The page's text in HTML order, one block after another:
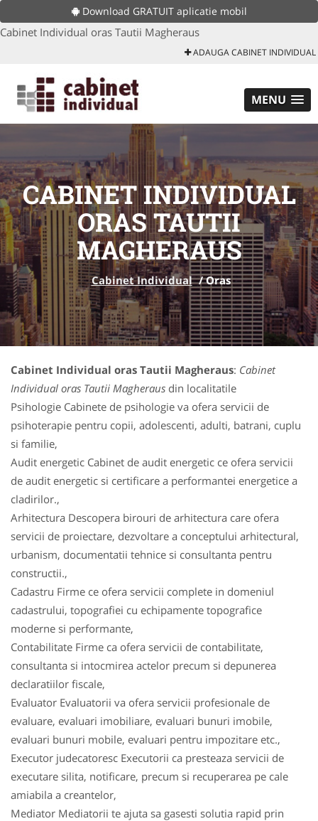
Download GRATUIT aplicatie mobil
Cabinet Individual oras Tautii Magheraus
ADAUGA CABINET INDIVIDUAL
MENU
CABINET INDIVIDUAL
ORAS TAUTII
MAGHERAUS
Cabinet Individual /Oras
Cabinet Individual oras Tautii Magheraus: Cabinet
Individual oras Tautii Magheraus din localitatile
Psihologie Cabinete de psihologie va ofera servicii de
psihoterapie pentru copii, adolescenti, adulti, batrani, cuplu
si familie,
Audit energetic Cabinet de audit energetic ce ofera servicii
de audit energetic si certificare a performantei energetice a
cladirilor.,
Arhitectura Descopera birouri de arhitectura care ofera
servicii de proiectare, dezvoltare a conceptului arhitectural,
urbanism, documentatii tehnice si consultanta pentru
constructii.,
Cadastru Firme ce ofera servicii complete in domeniul
cadastrului, topografiei cu echipamente topografice
moderne si performante,
Contabilitate Firme ca ofera servicii de contabilitate,
consultanta si intocmirea actelor precum si depunerea
declaratiilor fiscale,
Evaluator Evaluatorii va ofera servicii profesionale de
evaluare, evaluari imobiliare, evaluari bunuri imobile,
evaluari bunuri mobile, evaluari pentru impozitare etc.,
Executor judecatoresc Executorii ca presteaza servicii de
executare silita, notificare, precum si recuperarea pe cale
amiabila a creantelor,
Mediator Mediatorii te ajuta sa gasesti solutia rapid prin